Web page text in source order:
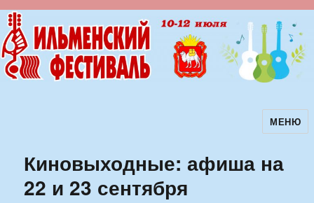
Ильменский фестиваль авторскойМЕНЮ
Киновыходные: афиша на
22 и 23 сентября